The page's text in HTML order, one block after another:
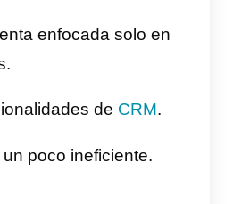
confirmando nuestra
y ya solo quedaría
cuenta.